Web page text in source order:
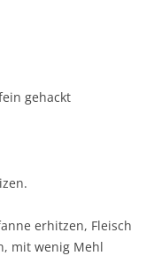
gehackt
erhitzen, Fleisch
mit wenig Mehl